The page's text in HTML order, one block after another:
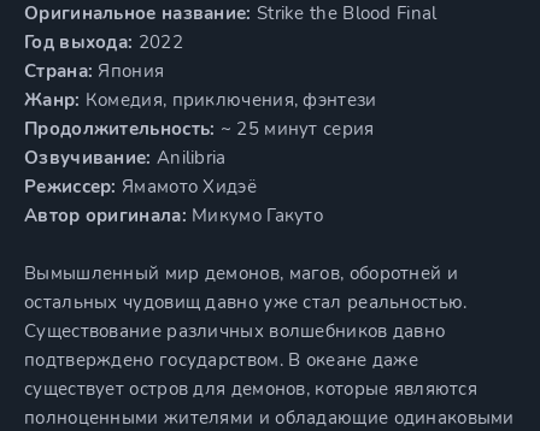
Оригинальное название: Strike the Blood Final
Год выхода: 2022
Страна: Япония
Жанр: Комедия, приключения, фэнтези
Продолжительность: ~ 25 минут серия
Озвучивание: Anilibria
Режиссер: Ямамото Хидэё
Автор оригинала: Микумо Гакуто
Вымышленный мир демонов, магов, оборотней и
остальных чудовищ давно уже стал реальностью.
Существование различных волшебников давно
подтверждено государством. В океане даже
существует остров для демонов, которые являются
полноценными жителями и обладающие одинаковыми